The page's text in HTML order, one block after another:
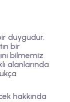
duygudur.
bir
bilmemiz
alanlarında
hakkında